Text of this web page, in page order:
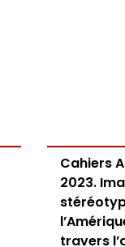
Cahiers
2023.
travers